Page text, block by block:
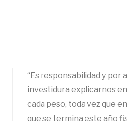
“Es responsabilidad y por
investidura explicarnos
cada peso, toda vez que
que se termina este año